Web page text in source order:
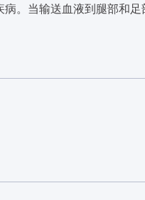
。当输送血液到腿部和足